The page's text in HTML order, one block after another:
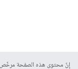
إنّ محتوى هذه الصفحة